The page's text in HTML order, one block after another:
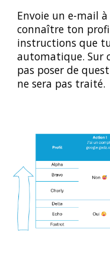
Envoie un e-mail à
connaître ton
instructions que
automatique. Sur
pas poser de
ne sera pas traité.